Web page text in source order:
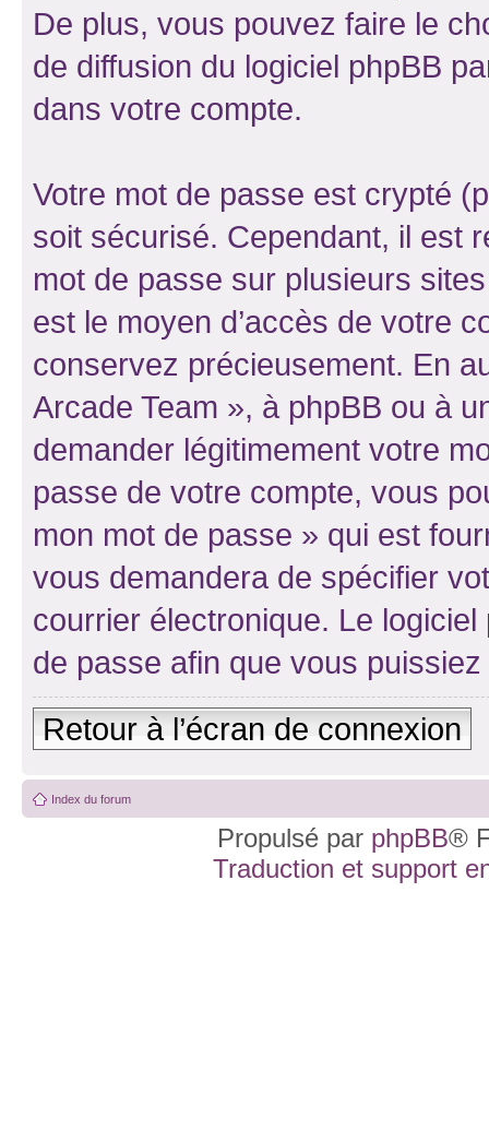
De plus, vous pouvez faire le
de diffusion du logiciel phpBB
dans votre compte.
Votre mot de passe est crypté
soit sécurisé. Cependant, il est
mot de passe sur plusieurs
est le moyen d’accès de votre
conservez précieusement. En
Arcade Team », à phpBB ou à
demander légitimement votre
passe de votre compte, vous
mon mot de passe » qui est
vous demandera de spécifier
courrier électronique. Le
de passe afin que vous
Retour à l’écran de connexion
Index du forum
Propulsé par phpBB®
Traduction et support